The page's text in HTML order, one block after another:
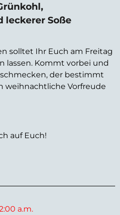
leckerer Soße
solltet Ihr Euch am Freitag
lassen. Kommt vorbei und
der bestimmt
weihnachtliche Vorfreude
auf Euch!
a.m.